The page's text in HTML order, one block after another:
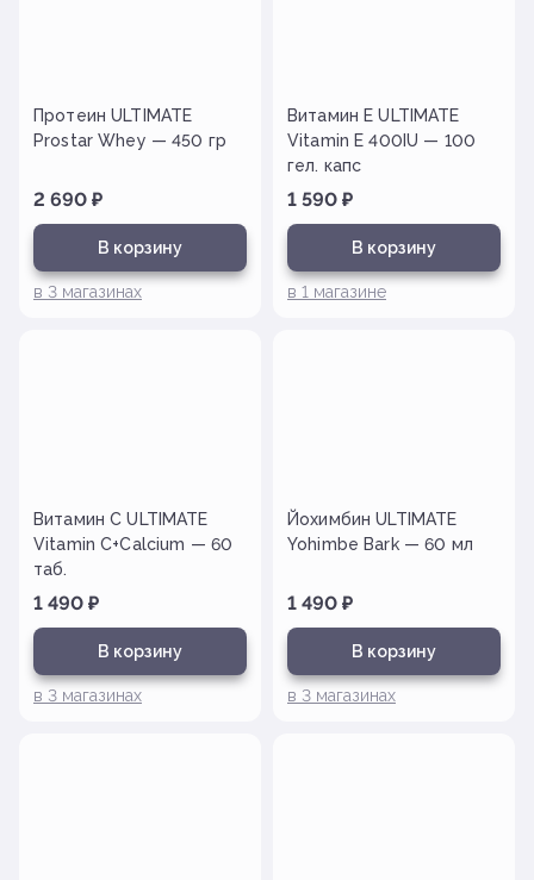
Протеин ULTIMATE
Prostar Whey — 450 гр
2 690 ₽
В корзину
в 3 магазинах
Витамин Е ULTIMATE
Vitamin E 400IU — 100
гел. капс
1 590 ₽
В корзину
в 1 магазине
Витамин С ULTIMATE
Vitamin C+Calcium — 60
таб.
1 490 ₽
В корзину
в 3 магазинах
Йохимбин ULTIMATE
Yohimbe Bark — 60 мл
1 490 ₽
В корзину
в 3 магазинах